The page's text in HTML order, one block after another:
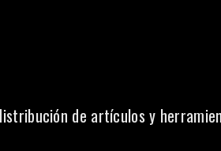
de artículos y